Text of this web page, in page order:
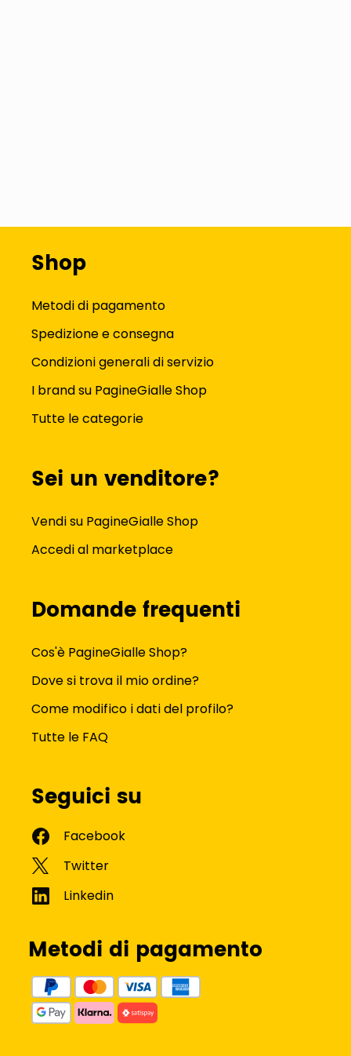
Shop
Metodi di pagamento
Spedizione e consegna
Condizioni generali di servizio
I brand su PagineGialle Shop
Tutte le categorie
Sei un venditore?
Vendi su PagineGialle Shop
Accedi al marketplace
Domande frequenti
Cos'è PagineGialle Shop?
Dove si trova il mio ordine?
Come modifico i dati del profilo?
Tutte le FAQ
Seguici su
Metodi di pagamento